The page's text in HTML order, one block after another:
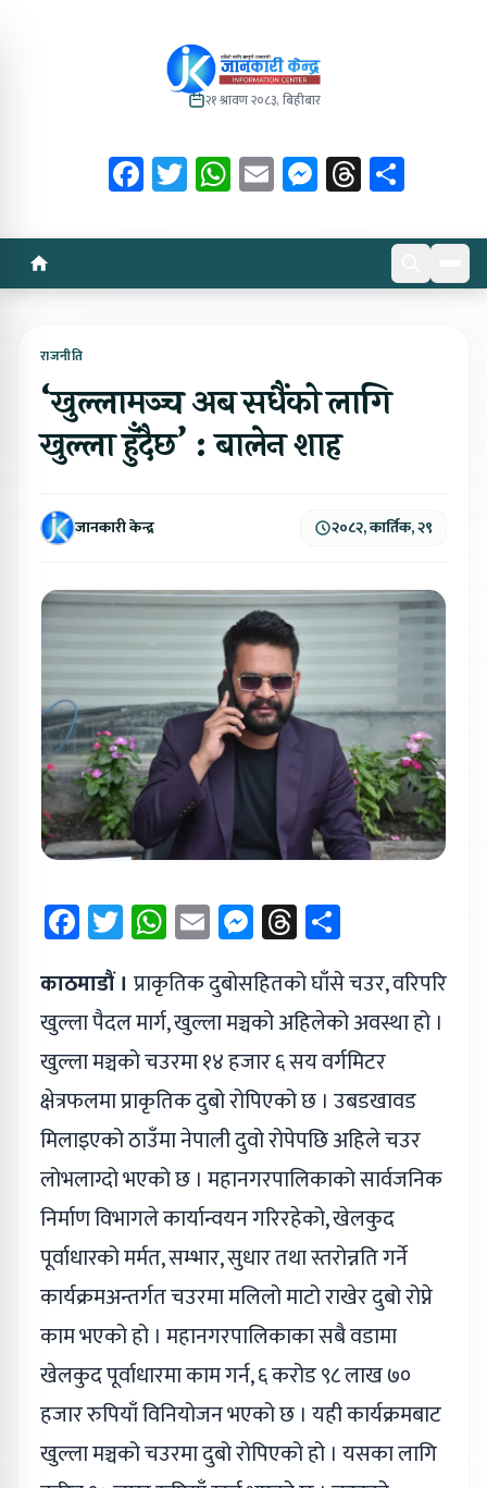
२१ श्रावण २०८३, बिहीबार
Facebook
Twitter
WhatsApp
EmailMessenger
Threads
राजनीति
‘खुल्लामञ्च अब सधैंको लागि
खुल्ला हुँदैछ’ : बालेन शाह
जानकारी केन्द्र २०८२, कार्तिक, २९
Facebook
Twitter
WhatsApp
EmailMessenger
Threads
काठमाडौं । प्राकृतिक दुबोसहितको घाँसे चउर, वरिपरि
खुल्ला पैदल मार्ग, खुल्ला मञ्चको अहिलेको अवस्था हो ।
खुल्ला मञ्चको चउरमा १४ हजार ६ सय वर्गमिटर
क्षेत्रफलमा प्राकृतिक दुबो रोपिएको छ । उबडखावड
मिलाइएको ठाउँमा नेपाली दुवो रोपेपछि अहिले चउर
लोभलाग्दो भएको छ । महानगरपालिकाको सार्वजनिक
निर्माण विभागले कार्यान्वयन गरिरहेको, खेलकुद
पूर्वाधारको मर्मत, सम्भार, सुधार तथा स्तरोन्नति गर्ने
कार्यक्रमअन्तर्गत चउरमा मलिलो माटो राखेर दुबो रोप्ने
काम भएको हो । महानगरपालिकाका सबै वडामा
खेलकुद पूर्वाधारमा काम गर्न, ६ करोड ९८ लाख ७०
हजार रुपियाँ विनियोजन भएको छ । यही कार्यक्रमबाट
खुल्ला मञ्चको चउरमा दुबो रोपिएको हो । यसका लागि